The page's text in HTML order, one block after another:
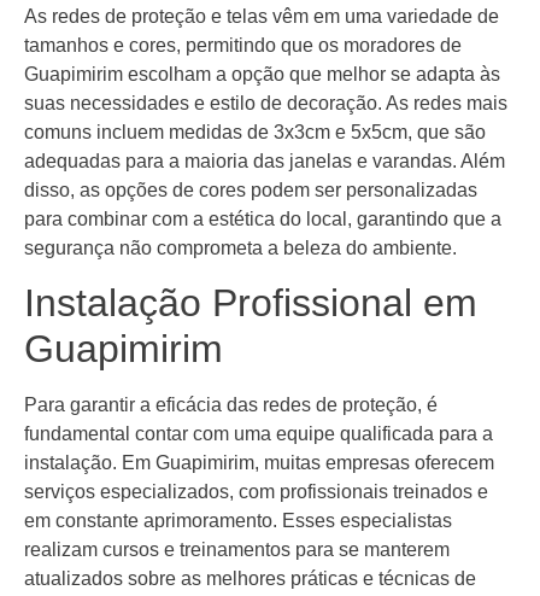
As redes de proteção e telas vêm em uma variedade de
tamanhos e cores, permitindo que os moradores de
Guapimirim escolham a opção que melhor se adapta às
suas necessidades e estilo de decoração. As redes mais
comuns incluem medidas de 3x3cm e 5x5cm, que são
adequadas para a maioria das janelas e varandas. Além
disso, as opções de cores podem ser personalizadas
para combinar com a estética do local, garantindo que a
segurança não comprometa a beleza do ambiente.
Instalação Profissional em
Guapimirim
Para garantir a eficácia das redes de proteção, é
fundamental contar com uma equipe qualificada para a
instalação. Em Guapimirim, muitas empresas oferecem
serviços especializados, com profissionais treinados e
em constante aprimoramento. Esses especialistas
realizam cursos e treinamentos para se manterem
atualizados sobre as melhores práticas e técnicas de